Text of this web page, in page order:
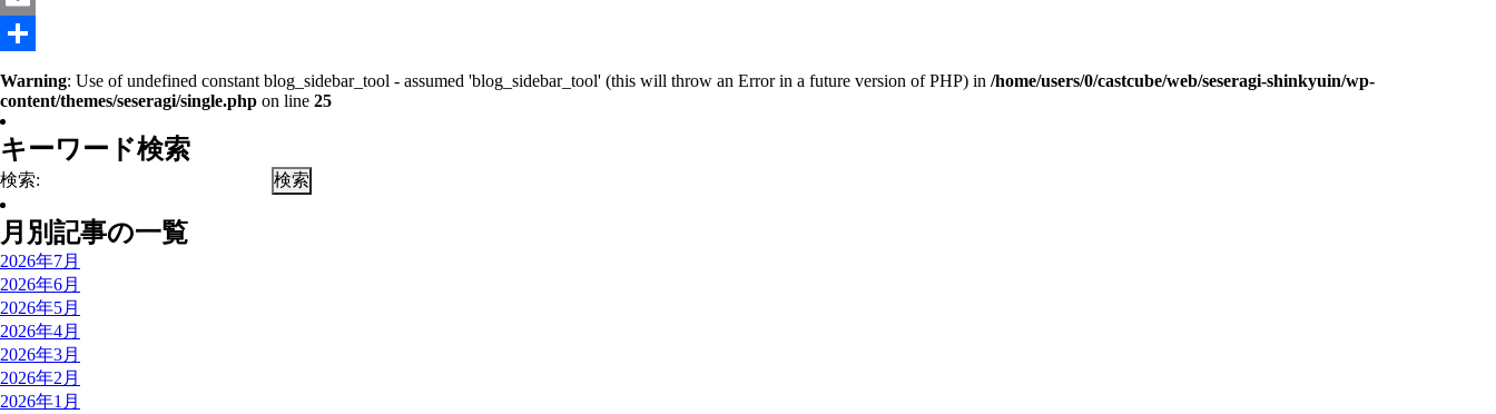
Email
有
Warning: Use of undefined constant blog_sidebar_tool - assumed 'blog_sidebar_tool' (this will throw an Error in a future version of PHP) in /home/users/0/castcube/web/seseragi-shinkyuin/wp-
content/themes/seseragi/single.php on line 25
キーワード検索
検索:
月別記事の一覧
2026年7月
2026年6月
2026年5月
2026年4月
2026年3月
2026年2月
2026年1月